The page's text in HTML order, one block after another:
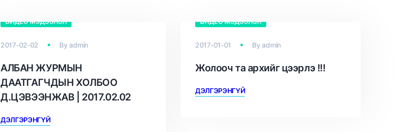
ВИДЕО МЭДЭЭЛЭЛ
2017-02-02 Byadmin
АЛБАН ЖУРМЫН
ДААТГАГЧДЫН ХОЛБОО
Д.ЦЭВЭЭНЖАВ | 2017.02.02
ДЭЛГЭРЭНГҮЙ
ВИДЕО МЭДЭЭЛЭЛ
2017-01-01 Byadmin
Жолооч та архийг цээрлэ !!!
ДЭЛГЭРЭНГҮЙ